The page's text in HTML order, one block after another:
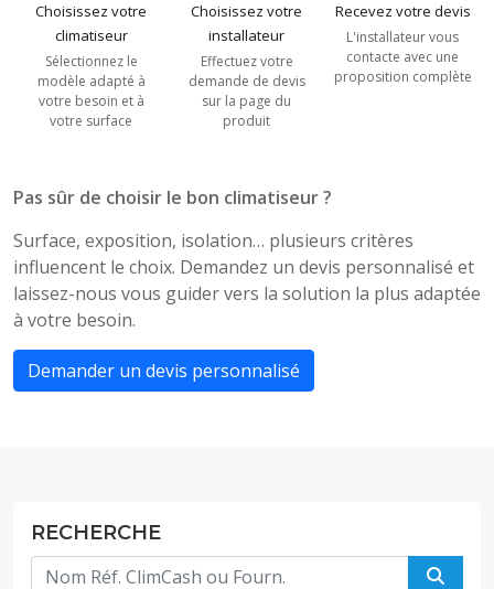
Choisissez votre
climatiseur
Sélectionnez le
modèle adapté à
votre besoin et à
votre surface
Choisissez votre
installateur
Effectuez votre
demande de devis
sur la page du
produit
Recevez votre devis
L'installateur vous
contacte avec une
proposition complète
Pas sûr de choisir le bon climatiseur ?
Surface, exposition, isolation… plusieurs critères
influencent le choix. Demandez un devis personnalisé et
laissez-nous vous guider vers la solution la plus adaptée
à votre besoin.
Demander un devis personnalisé
RECHERCHE